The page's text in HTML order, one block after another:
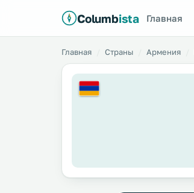
Columbista Главная
Главная Страны Армения